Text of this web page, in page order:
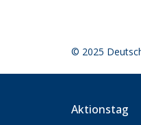
© 2025
Aktionstag